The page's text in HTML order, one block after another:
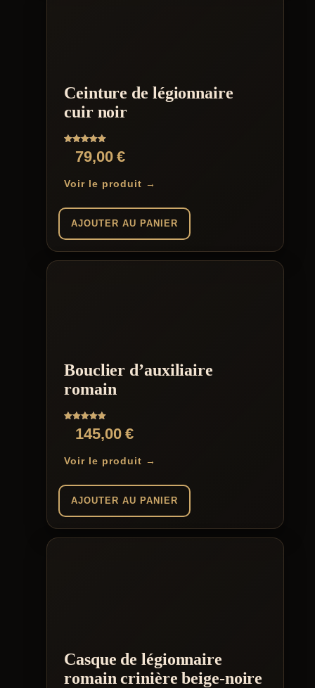
Ceinture de légionnaire
cuir noir
Note
5.0079,00€
Voir le produit →
AJOUTER AU PANIER
Bouclier d’auxiliaire
romain
Note145,00€
Voir le produit →
AJOUTER AU PANIER
Casque de légionnaire
romain crinière beige-noire